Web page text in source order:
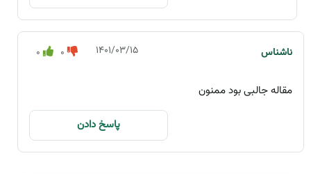
۱۴۰۱/۰۳/۱۵ ناشناس 0 0
مقاله جالبی بود ممنون
پاسخ دادن